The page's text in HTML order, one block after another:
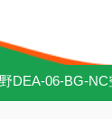
DEA-06-BG-